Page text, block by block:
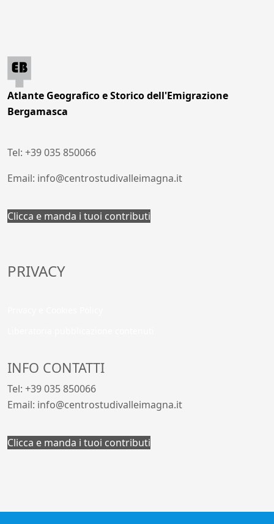
Atlante Geografico e Storico dell'Emigrazione
Bergamasca
Tel: +39 035 850066
Email: info@centrostudivalleimagna.it
Clicca e manda i tuoi contributi
PRIVACY
INFO CONTATTI
Tel: +39 035 850066
Email: info@centrostudivalleimagna.it
Clicca e manda i tuoi contributi